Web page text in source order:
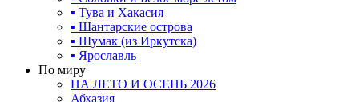
▪ Тува и Хакасия
▪ Шантарские острова
▪ Шумак (из Иркутска)
▪ Ярославль
По миру
НА ЛЕТО И ОСЕНЬ 2026
Абхазия